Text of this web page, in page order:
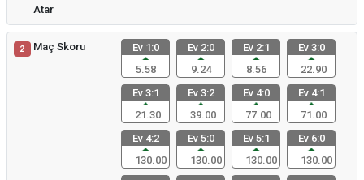
Atar
2 Maç Skoru
Ev 1:0
5.58
Ev 2:0
9.24
Ev 2:1
8.56
Ev 3:0
22.90
Ev 3:1
21.30
Ev 3:2
39.00
Ev 4:0
77.00
Ev 4:1
71.00
Ev 4:2
130.00
Ev 5:0
130.00
Ev 5:1
130.00
Ev 6:0
130.00